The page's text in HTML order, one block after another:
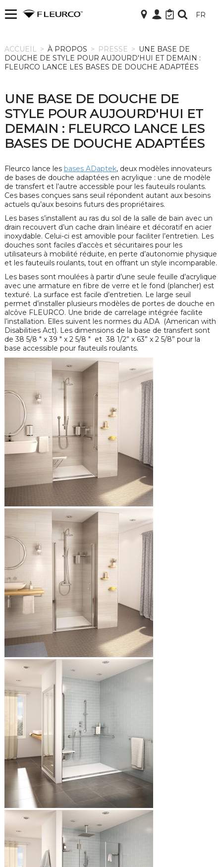
ACCUEIL FR
ACCUEIL > À PROPOS > PRESSE > UNE BASE DE
DOUCHE DE STYLE POUR AUJOURD'HUI ET DEMAIN :
FLEURCO LANCE LES BASES DE DOUCHE ADAPTÉES
UNE BASE DE DOUCHE DE
STYLE POUR AUJOURD'HUI ET
DEMAIN : FLEURCO LANCE LES
BASES DE DOUCHE ADAPTÉES
Fleurco lance les bases ADaptek, deux modèles innovateurs
de bases de douche adaptées en acrylique : une de modèle
de transfert et l’autre accessible pour les fauteuils roulants.
Ces bases conçues sans seuil répondent autant aux besoins
actuels qu’aux besoins futurs des propriétaires.
Les bases s’installent au ras du sol de la salle de bain avec un
drain recouvert d’un cache drain linéaire et décoratif en acier
inoxydable. Celui-ci est amovible pour faciliter l’entretien. Les
douches sont faciles d’accès et sécuritaires pour les
utilisateurs à mobilité réduite, en perte d’autonomie physique
et les fauteuils roulants, tout en offrant un style incomparable.
Les bases sont moulées à partir d’une seule feuille d’acrylique
avec une armature en fibre de verre et le fond (plancher) est
texturé. La surface est facile d’entretien. Le large seuil
permet d’installer plusieurs modèles de portes de douche en
alcôve FLEURCO. Une bride de carrelage intégrée facilite
l’installation. Elles suivent les normes du ADA (American with
Disabilities Act). Les dimensions de la base de transfert sont
de 38 5/8 " x 39 " x 2 5/8 " et 38 1/2” x 63” x 2 5/8” pour la
base accessible pour fauteuils roulants.